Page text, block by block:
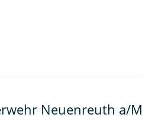
Neuenreuth a/M